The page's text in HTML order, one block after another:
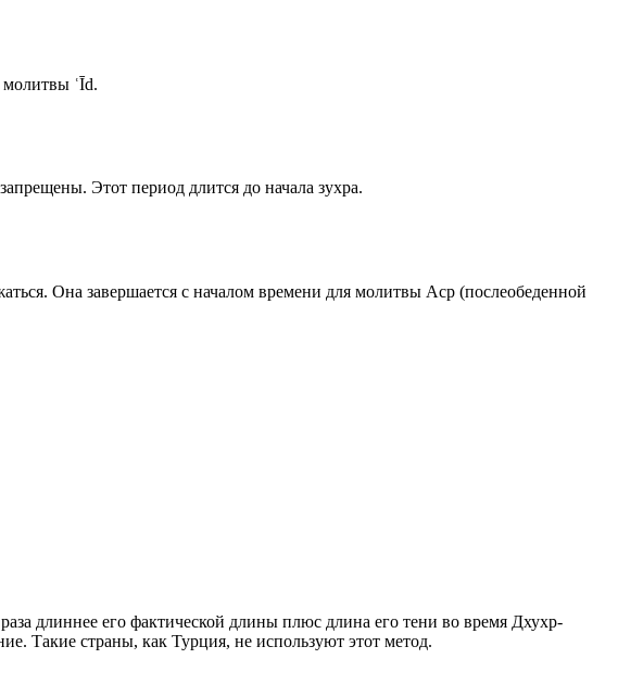
молитвы ʿĪd.
Этот период длится до начала зухра.
Она завершается с началом времени для молитвы Аср (послеобеденной
длиннее его фактической длины плюс длина его тени во время Дхухр-
Такие страны, как Турция, не используют этот метод.